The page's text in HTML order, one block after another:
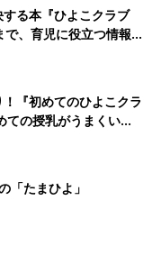
る本『ひよこクラブ
、育児に役立つ情報が
『初めてのひよこクラ
ての授乳がうまくい
夏のトラブル 解決テ
「たまひよ」